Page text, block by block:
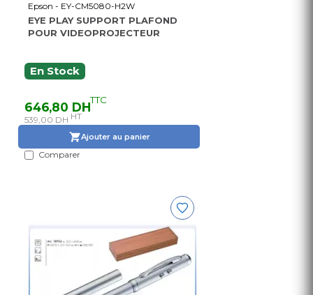
Epson - EY-CM5080-H2W
EYE PLAY SUPPORT PLAFOND
POUR VIDEOPROJECTEUR
En Stock
646,80 DHTTC
539,00 DH HT
Ajouter au panier
Comparer